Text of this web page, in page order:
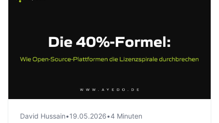
David Hussain•19.05.2026•4 Minuten